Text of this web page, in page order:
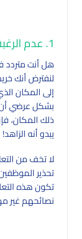
1. عدم الرغبة في التعلم من الأشخاص الأقل شأناً
هل أنت متردد
لنفترض أنك
إلى المكان
بشكل عرضي أن
ذلك المكان،
يبدو أنه الزاهد!
لا تخف من
تحذير
تكون هذه
نصائحهم غير